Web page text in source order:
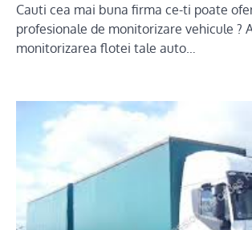
Cauti cea mai buna firma ce-ti poate
profesionale de monitorizare vehicule ?
monitorizarea flotei tale auto…